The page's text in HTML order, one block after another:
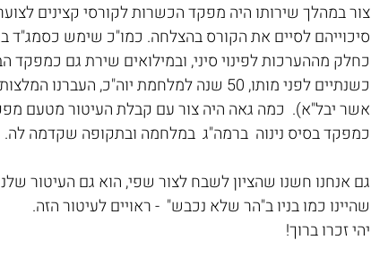
צור במהלך שירותו היה מפקד הכשרות לקורסי קצינים
סיכוייהם לסיים את הקורס בהצלחה. כמו"כ שימש כסמג"ד
כחלק מההערכות לפינוי סיני, ובמילואים שירת גם כמפקד
כשנתיים לפני מותו, 50 שנה למלחמת יוה"כ,
אשר יבל"א).  כמה גאה היה צור עם קבלת העיטור מטעם
כמפקד בסיס נינוה  ברמה"ג  במלחמה ובתקופה שקדמה לה.
גם אנחנו חשנו שהציון לשבח לצור שפי, הוא גם העיטור
שהיינו כמו בניו ב"הר שלא נכבש"  - ראויים לעיטור הזה.
יהי זכרו ברוך!